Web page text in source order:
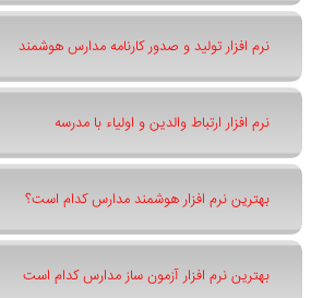
نرم افزار تولید و صدور کارنامه مدارس هوشمند
نرم افزار ارتباط والدین و اولیاء با مدرسه
بهترین نرم افزار هوشمند مدارس کدام است؟
بهترین نرم افزار آزمون ساز مدارس کدام است